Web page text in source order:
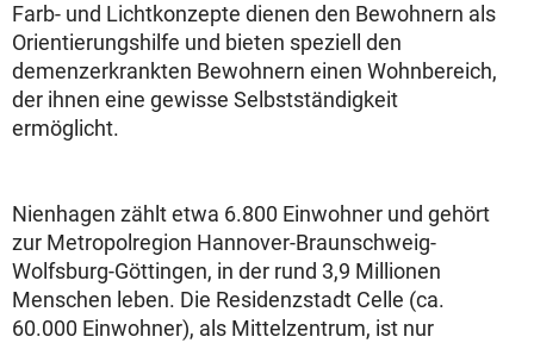
Farb- und Lichtkonzepte dienen den Bewohnern als
Orientierungshilfe und bieten speziell den
demenzerkrankten Bewohnern einen Wohnbereich,
der ihnen eine gewisse Selbstständigkeit
ermöglicht.
Nienhagen zählt etwa 6.800 Einwohner und gehört
zur Metropolregion Hannover-Braunschweig-
Wolfsburg-Göttingen, in der rund 3,9 Millionen
Menschen leben. Die Residenzstadt Celle (ca.
60.000 Einwohner), als Mittelzentrum, ist nur